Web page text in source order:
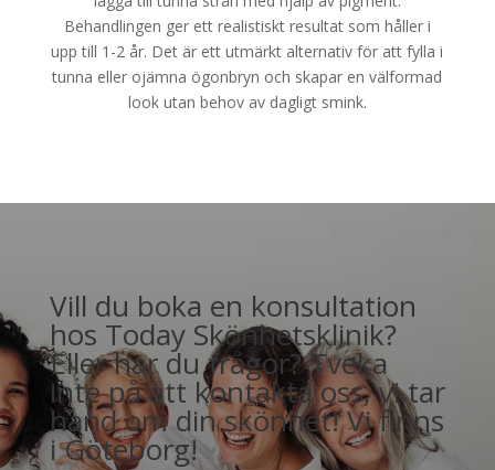
Behandlingen ger ett realistiskt resultat som håller i
upp till 1-2 år. Det är ett utmärkt alternativ för att fylla i
tunna eller ojämna ögonbryn och skapar en välformad
look utan behov av dagligt smink.
Vill du boka en konsultation
hos Today Skönhetsklinik?
Eller har du frågor? Tveka
inte på att kontakta oss, vi tar
hand om din skönhet! Vi finns
i Göteborg!